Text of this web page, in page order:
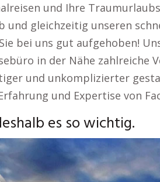
und Ihre
und gleichzeitig unseren
bei uns gut aufgehoben!
in der Nähe zahlreiche
und unkomplizierter
und Expertise von
es so wichtig.